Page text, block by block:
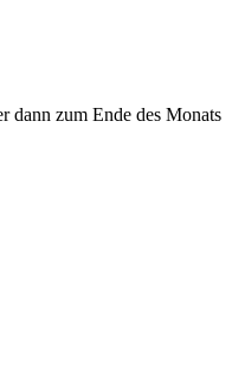
dann zum Ende des Monats